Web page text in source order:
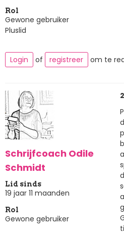
Rol
Gewone gebruiker
Pluslid
Login of registreer om te
Schrijfcoach Odile
Schmidt
Lid sinds
19 jaar 11 maanden
Rol
Gewone gebruiker